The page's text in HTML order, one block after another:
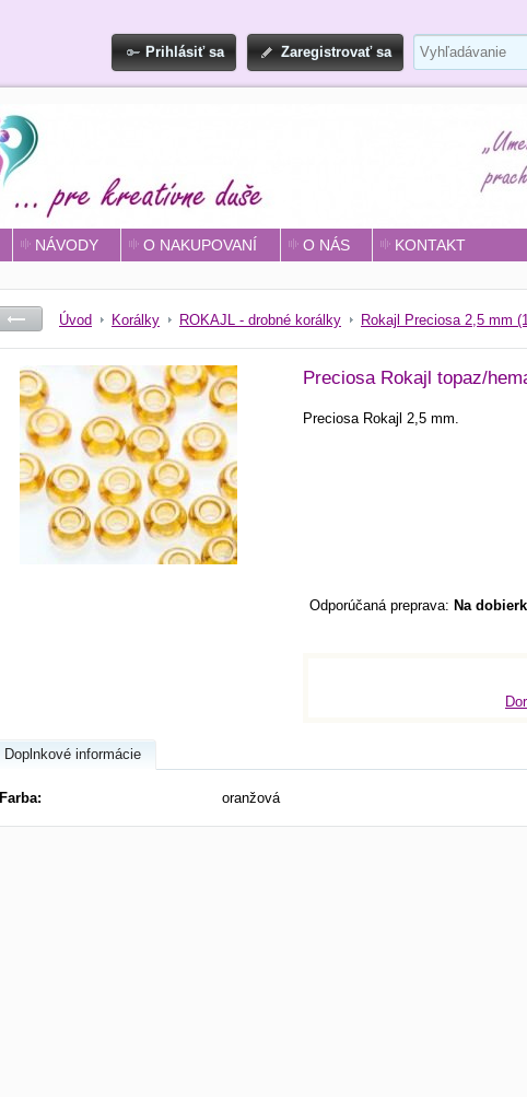
Prihlásiť sa Zaregistrovať sa
NÁVODY O NAKUPOVANÍ O NÁS KONTAKT
Úvod Korálky ROKAJL - drobné korálky Rokajl Preciosa 2,5 mm
Preciosa Rokajl topaz/
Preciosa Rokajl 2,5 mm.
Na
Doplnkové informácie
Farba: oranžová